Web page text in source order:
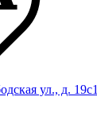
ул., д. 19с1